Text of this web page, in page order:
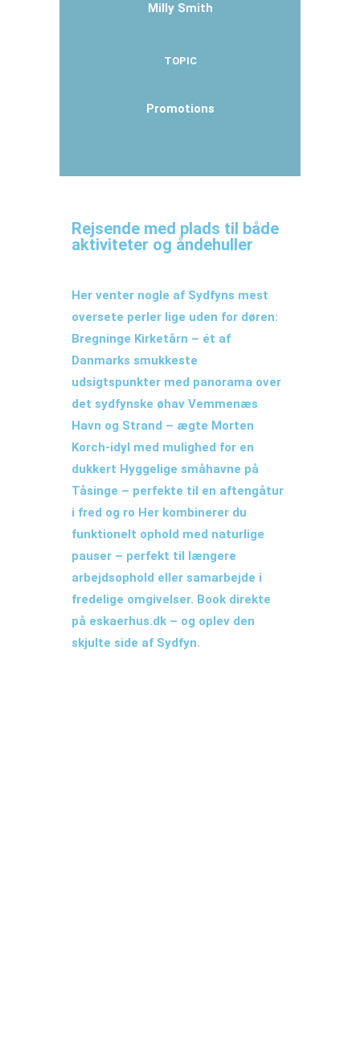
Milly Smith
TOPIC
Promotions
Rejsende med plads til både
aktiviteter og åndehuller
Her venter nogle af Sydfyns mest
oversete perler lige uden for døren:
Bregninge Kirketårn – ét af
Danmarks smukkeste
udsigtspunkter med panorama over
det sydfynske øhav Vemmenæs
Havn og Strand – ægte Morten
Korch-idyl med mulighed for en
dukkert Hyggelige småhavne på
Tåsinge – perfekte til en aftengåtur
i fred og ro Her kombinerer du
funktionelt ophold med naturlige
pauser – perfekt til længere
arbejdsophold eller samarbejde i
fredelige omgivelser. Book direkte
på eskaerhus.dk – og oplev den
skjulte side af Sydfyn.